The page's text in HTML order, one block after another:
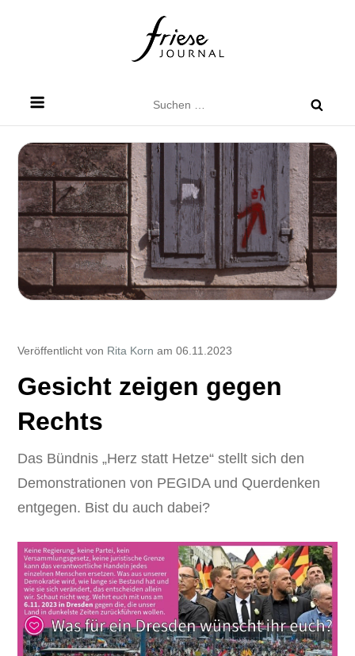
nach:
Veröffentlicht von Rita Korn am 06.11.2023
Gesicht zeigen gegen
Rechts
Das Bündnis „Herz statt Hetze“ stellt sich den
Demonstrationen von PEGIDA und Querdenken
entgegen. Bist du auch dabei?